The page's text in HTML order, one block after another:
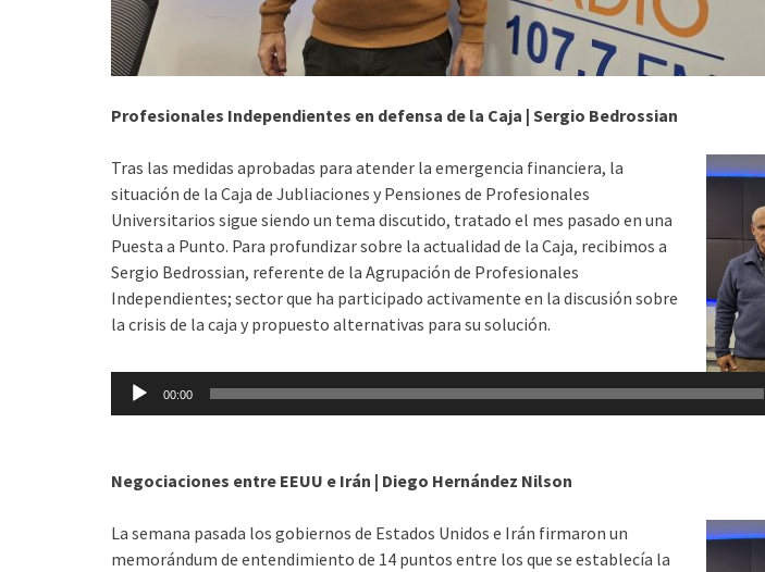
Profesionales Independientes en defensa de la Caja | Sergio Bedrossian
Tras las medidas aprobadas para atender la emergencia financiera, la
situación de la Caja de Jubliaciones y Pensiones de Profesionales
Universitarios sigue siendo un tema discutido, tratado el mes pasado en una
Puesta a Punto. Para profundizar sobre la actualidad de la Caja, recibimos a
Sergio Bedrossian, referente de la Agrupación de Profesionales
Independientes; sector que ha participado activamente en la discusión sobre
la crisis de la caja y propuesto alternativas para su solución.
Reproductor
00:00
Negociaciones entre EEUU e Irán | Diego Hernández Nilson
La semana pasada los gobiernos de Estados Unidos e Irán firmaron un
memorándum de entendimiento de 14 puntos entre los que se establecía la